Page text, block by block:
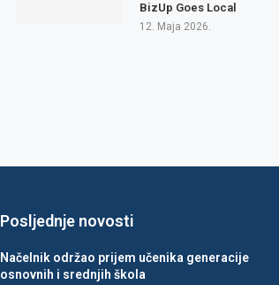
BizUp Goes Local
12. Maja 2026.
Posljednje novosti
Načelnik održao prijem učenika generacije
osnovnih i srednjih škola